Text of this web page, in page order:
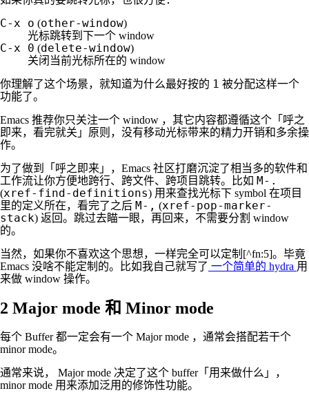
C-x o (other-window)
光标跳转到下一个 window
C-x 0 (delete-window)
关闭当前光标所在的 window
你理解了这个场景，就知道为什么最好按的 1 被分配这样一个
功能了。
Emacs 推荐你只关注一个 window ，其它内容都遵循这个「呼之
即来，看完就关」原则，没有移动光标带来的精力开销和多余操
作。
为了做到「呼之即来」，Emacs 社区打磨沉淀了相当多的软件和
工作流让你方便地跨行、跨文件、跨项目跳转。比如 M-.
(xref-find-definitions) 用来查找光标下 symbol 在项目
里的定义所在，看完了之后 M-, (xref-pop-marker-
stack) 返回。跳过去瞄一眼，再回来，不需要分割 window
的。
当然，如果你不喜欢这个思想，一样完全可以定制[^fn:5]。毕竟
Emacs 没啥不能定制的。比如我自己就写了 一个简单的 hydra 用
来做 window 操作。
2 Major mode 和 Minor mode
每个 Buffer 都一定会有一个 Major mode ，通常会搭配若干个
minor mode。
通常来说， Major mode 决定了这个 buffer「用来做什么」，
minor mode 用来添加泛用的修饰性功能。